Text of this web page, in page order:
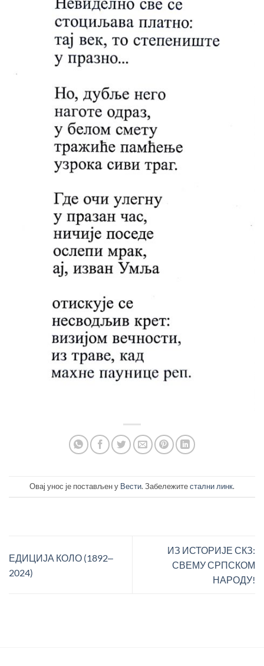
Овај унос је постављен у Вести. Забележитестални линк.
ЕДИЦИЈА КОЛО (1892‒
2024)
ИЗ ИСТОРИЈЕ СКЗ:
СВЕМУ СРПСКОМ
НАРОДУ!